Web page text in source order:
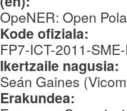
OpeNER: Open
Kode ofiziala:
FP7-ICT-2011-
Ikertzaile nagusia:
Seán Gaines
Erakundea: